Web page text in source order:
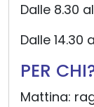
Dalle 8.30
Dalle 14.30
PER
Mattina: